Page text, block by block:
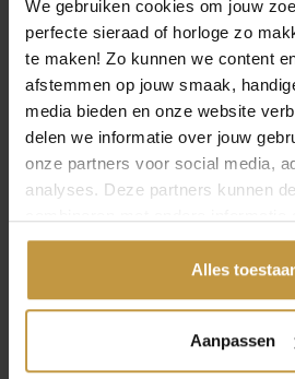
We gebruiken cookies om jouw
perfecte sieraad of horloge zo
te maken! Zo kunnen we content
afstemmen op jouw smaak,
media bieden en onze website
delen we informatie over jouw
onze partners voor social media,
analyses. Deze partners kunnen
gedeeld of die ze hebben
Alles
Aanpassen
DIAMANT
1x Direct leverbaar, 1
werkdag